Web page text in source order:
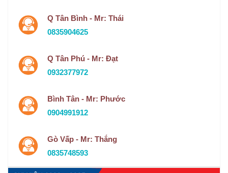
Q Tân Bình - Mr: Thái
0835904625
Q Tân Phú - Mr: Đạt
0932377972
Bình Tân - Mr: Phước
0904991912
Gò Vấp - Mr: Thắng
0835748593